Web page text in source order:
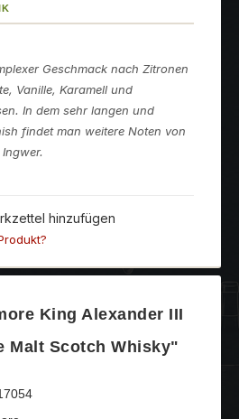
Geschmack nach Zitronen
Vanille, Karamell und
In dem sehr langen und
findet man weitere Noten von
hinzufügen
King Alexander III
Malt Scotch Whisky"